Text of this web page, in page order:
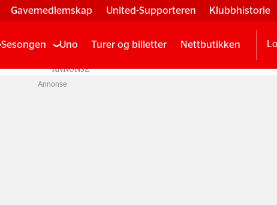
Gavemedlemskap United-Supporteren Klubbhistorie
Sesongen Uno Turer og billetter Nettbutikken
Annonse